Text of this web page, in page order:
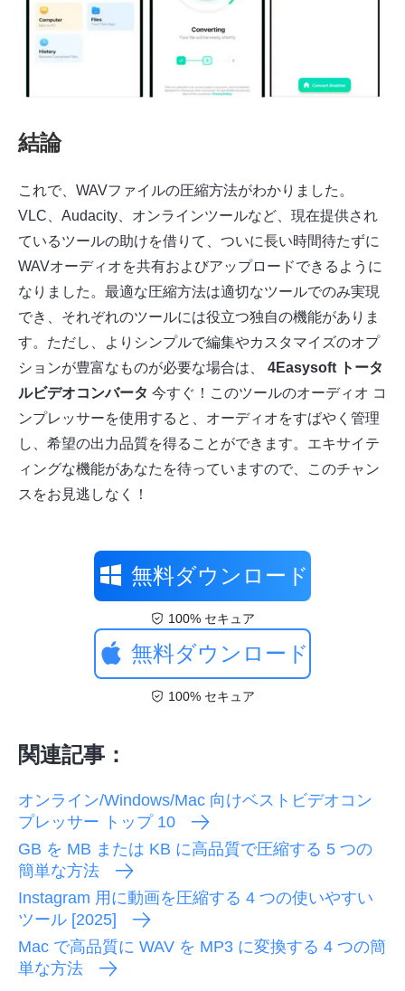
結論
これで、WAVファイルの圧縮方法がわかりました。
VLC、Audacity、オンラインツールなど、現在提供され
ているツールの助けを借りて、ついに長い時間待たずに
WAVオーディオを共有およびアップロードできるように
なりました。最適な圧縮方法は適切なツールでのみ実現
でき、それぞれのツールには役立つ独自の機能がありま
す。ただし、よりシンプルで編集やカスタマイズのオプ
ションが豊富なものが必要な場合は、 4Easysoft トータ
ルビデオコンバータ 今すぐ！このツールのオーディオ コ
ンプレッサーを使用すると、オーディオをすばやく管理
し、希望の出力品質を得ることができます。エキサイテ
ィングな機能があなたを待っていますので、このチャン
スをお見逃しなく！
無料ダウンロード
100% セキュア
無料ダウンロード
100% セキュア
関連記事：
オンライン/Windows/Mac 向けベストビデオコン
プレッサー トップ 10
GB を MB または KB に高品質で圧縮する 5 つの
簡単な方法
Instagram 用に動画を圧縮する 4 つの使いやすい
ツール [2025]
Mac で高品質に WAV を MP3 に変換する 4 つの簡
単な方法